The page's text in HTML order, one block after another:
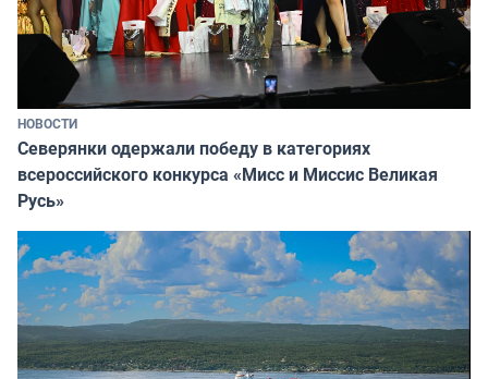
НОВОСТИ
Северянки одержали победу в категориях
всероссийского конкурса «Мисс и Миссис Великая
Русь»